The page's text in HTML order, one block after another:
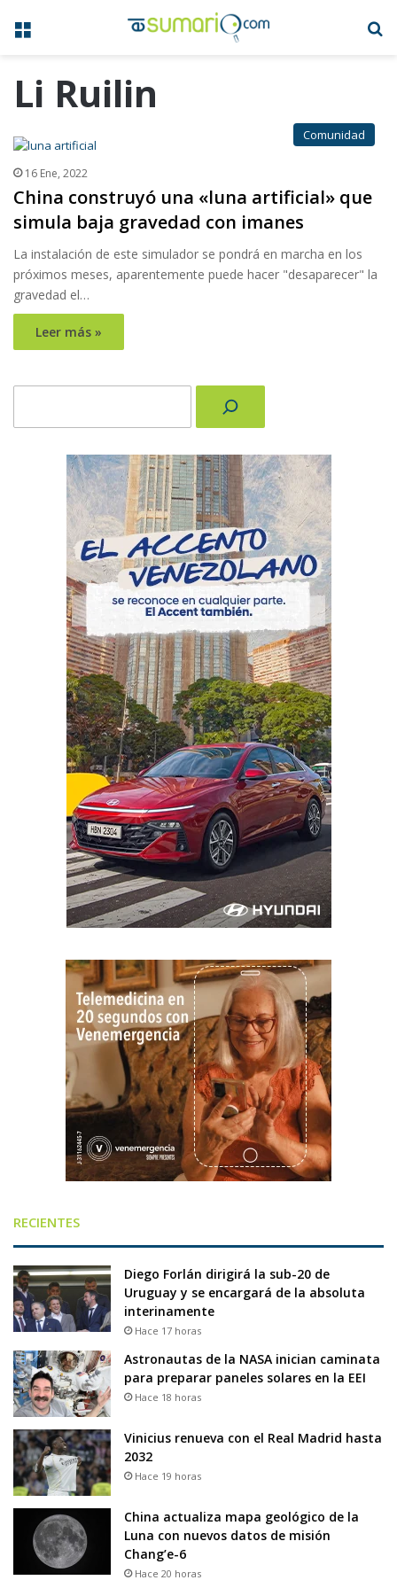
Menú
Li Ruilin
Comunidad
16 Ene, 2022
China construyó una «luna artificial» que
simula baja gravedad con imanes
La instalación de este simulador se pondrá en marcha en los
próximos meses, aparentemente puede hacer "desaparecer" la
gravedad el…
Leer más »
RECIENTES
Diego Forlán dirigirá la sub-20 de
Uruguay y se encargará de la absoluta
interinamente
Hace 17 horas
Astronautas de la NASA inician caminata
para preparar paneles solares en la EEI
Hace 18 horas
Vinicius renueva con el Real Madrid hasta
2032
Hace 19 horas
China actualiza mapa geológico de la
Luna con nuevos datos de misión
Chang’e-6
Hace 20 horas